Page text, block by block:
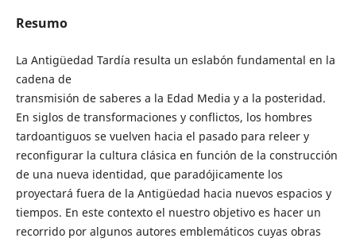
Resumo
La Antigüedad Tardía resulta un eslabón fundamental en la
cadena de
transmisión de saberes a la Edad Media y a la posteridad.
En siglos de transformaciones y conflictos, los hombres
tardoantiguos se vuelven hacia el pasado para releer y
reconfigurar la cultura clásica en función de la construcción
de una nueva identidad, que paradójicamente los
proyectará fuera de la Antigüedad hacia nuevos espacios y
tiempos. En este contexto el nuestro objetivo es hacer un
recorrido por algunos autores emblemáticos cuyas obras